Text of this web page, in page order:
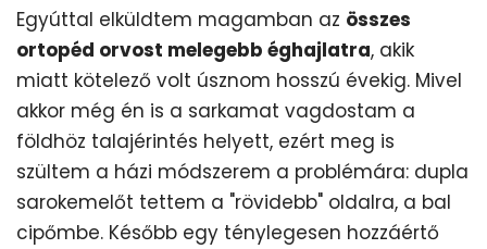
Egyúttal elküldtem magamban az összes
ortopéd orvost melegebb éghajlatra, akik
miatt kötelező volt úsznom hosszú évekig. Mivel
akkor még én is a sarkamat vagdostam a
földhöz talajérintés helyett, ezért meg is
szültem a házi módszerem a problémára: dupla
sarokemelőt tettem a "rövidebb" oldalra, a bal
cipőmbe. Később egy ténylegesen hozzáértő